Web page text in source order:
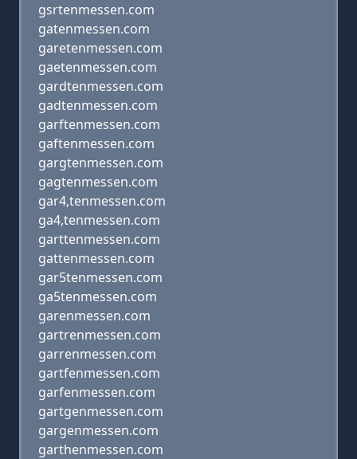
gsrtenmessen.com
gatenmessen.com
garetenmessen.com
gaetenmessen.com
gardtenmessen.com
gadtenmessen.com
garftenmessen.com
gaftenmessen.com
gargtenmessen.com
gagtenmessen.com
gar4,tenmessen.com
ga4,tenmessen.com
garttenmessen.com
gattenmessen.com
gar5tenmessen.com
ga5tenmessen.com
garenmessen.com
gartrenmessen.com
garrenmessen.com
gartfenmessen.com
garfenmessen.com
gartgenmessen.com
gargenmessen.com
garthenmessen.com